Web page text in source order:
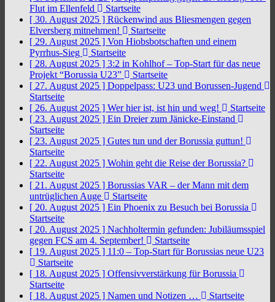
Flut im Ellenfeld
Startseite
[ 30. August 2025 ] Rückenwind aus Bliesmengen gegen
Elversberg mitnehmen!
Startseite
[ 29. August 2025 ] Von Hiobsbotschaften und einem
Pyrrhus-Sieg
Startseite
[ 28. August 2025 ] 3:2 in Kohlhof – Top-Start für das neue
Projekt “Borussia U23”
Startseite
[ 27. August 2025 ] Doppelpass: U23 und Borussen-Jugend
Startseite
[ 26. August 2025 ] Wer hier ist, ist hin und weg!
Startseite
[ 23. August 2025 ] Ein Dreier zum Jänicke-Einstand
Startseite
[ 23. August 2025 ] Gutes tun und der Borussia guttun!
Startseite
[ 22. August 2025 ] Wohin geht die Reise der Borussia?
Startseite
[ 21. August 2025 ] Borussias VAR – der Mann mit dem
untrüglichen Auge
Startseite
[ 20. August 2025 ] Ein Phoenix zu Besuch bei Borussia
Startseite
[ 20. August 2025 ] Nachholtermin gefunden: Jubiläumsspiel
gegen FCS am 4. September!
Startseite
[ 19. August 2025 ] 11:0 – Top-Start für Borussias neue U23
Startseite
[ 18. August 2025 ] Offensivverstärkung für Borussia
Startseite
[ 18. August 2025 ] Namen und Notizen …
Startseite